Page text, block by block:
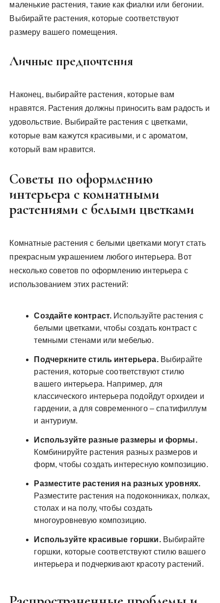
маленькие растения, такие как фиалки или бегонии.
Выбирайте растения, которые соответствуют
размеру вашего помещения.
Личные предпочтения
Наконец, выбирайте растения, которые вам
нравятся. Растения должны приносить вам радость и
удовольствие. Выбирайте растения с цветками,
которые вам кажутся красивыми, и с ароматом,
который вам нравится.
Советы по оформлению
интерьера с комнатными
растениями с белыми цветками
Комнатные растения с белыми цветками могут стать
прекрасным украшением любого интерьера. Вот
несколько советов по оформлению интерьера с
использованием этих растений:
Создайте контраст. Используйте растения с
белыми цветками, чтобы создать контраст с
темными стенами или мебелью.
Подчеркните стиль интерьера.Выбирайте
растения, которые соответствуют стилю
вашего интерьера. Например, для
классического интерьера подойдут орхидеи и
гардении, а для современного – спатифиллум
и антуриум.
Используйте разные размеры и формы.
Комбинируйте растения разных размеров и
форм, чтобы создать интересную композицию.
Разместите растения на разных уровнях.
Разместите растения на подоконниках, полках,
столах и на полу, чтобы создать
многоуровневую композицию.
Используйте красивые горшки.Выбирайте
горшки, которые соответствуют стилю вашего
интерьера и подчеркивают красоту растений.